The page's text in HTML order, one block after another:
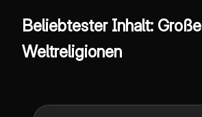
Beliebtester Inhalt: Große
Weltreligionen